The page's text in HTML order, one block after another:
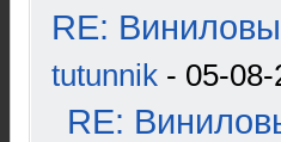
RE:
tutunnik - 05-
RE: